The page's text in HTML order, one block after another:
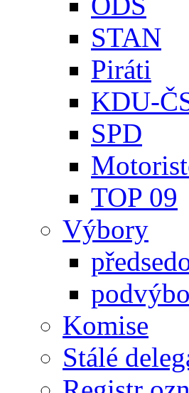
STAN
Piráti
KDU-
SPD
TOP 09
Výbory
Komise
Stálé